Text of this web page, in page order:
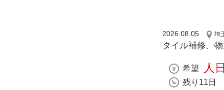
2026.08.05 埼
タイル補修、
希望 人
残り11日